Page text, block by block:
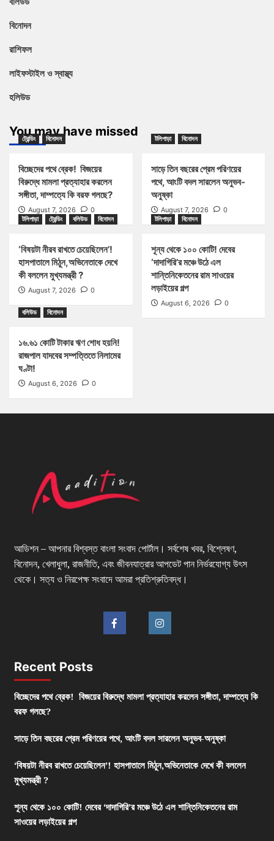
বিনোদন
রাশিফল
লাইফস্টাইল ও স্বাস্থ্য
হলিউড
You may have missed
ট্রেন্ডিং বিনোদন
বিচ্ছেদের পথে ব্রেক! বিজয়ের
বিরুদ্ধে মামলা প্রত্যাহার করলেন
সঙ্গীতা, দাম্পত্যে কি বরফ গলছে?
August 7, 2026 0
টলিপাড়া বিনোদন
সাড়ে তিন বছরের প্রেম পরিণয়ের
পথে, আংটি বদল সারলেন অনুভব-
অনুষ্কা
August 7, 2026
0
টলিপাড়া
ট্রেন্ডিং বলিউড বিনোদন
‘বিষয়টা নীরব রাখতে চেয়েছিলেন’!
হাসপাতালে মিঠুন,অভিনেতাকে দেখে
কী বললেন মুখ্যমন্ত্রী ?
August 7, 2026 0
টলিপাড়া বিনোদন
শূন্য থেকে ১০০ কোটি! দেবের
‘দাদাগিরি’র মঞ্চে উঠে এল
শান্তিনিকেতনের রাম সাওয়ের
লড়াইয়ের গল্প
August 6, 2026
0
বলিউড
বিনোদন
১৬.৬১ কোটি টাকার ঋণ শোধ হয়নি!
রাজপাল যাদবের সম্পত্তিতে নিলামের
ঘণ্টা!
August 6, 2026 0
আডিশন – আপনার বিশ্বস্ত বাংলা সংবাদ পোর্টাল। সর্বশেষ খবর, বিশ্লেষণ,
বিনোদন, খেলাধুলা, রাজনীতি, এবং জীবনযাত্রার আপডেট পান নির্ভরযোগ্য উৎস
থেকে। সত্য ও নিরপেক্ষ সংবাদে আমরা প্রতিশ্রুতিবদ্ধ।
Recent Posts
বিচ্ছেদের পথে ব্রেক! বিজয়ের বিরুদ্ধে মামলা প্রত্যাহার করলেন সঙ্গীতা, দাম্পত্যে কি
বরফ গলছে?
সাড়ে তিন বছরের প্রেম পরিণয়ের পথে, আংটি বদল সারলেন অনুভব-অনুষ্কা
‘বিষয়টা নীরব রাখতে চেয়েছিলেন’! হাসপাতালে মিঠুন,অভিনেতাকে দেখে কী বললেন
মুখ্যমন্ত্রী ?
শূন্য থেকে ১০০ কোটি! দেবের ‘দাদাগিরি’র মঞ্চে উঠে এল শান্তিনিকেতনের রাম
সাওয়ের লড়াইয়ের গল্প